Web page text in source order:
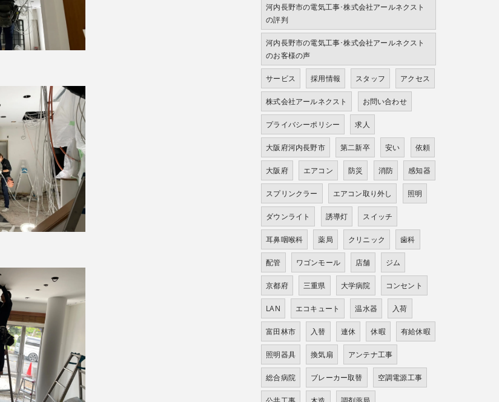
河内長野市の電気工事･株式会社アールネクスト
の評判
河内長野市の電気工事･株式会社アールネクスト
のお客様の声
サービス 採用情報 スタッフ アクセス
株式会社アールネクスト お問い合わせ
プライバシーポリシー 求人
大阪府河内長野市 第二新卒 安い 依頼
大阪府 エアコン 防災 消防 感知器
スプリンクラー エアコン取り外し 照明
ダウンライト 誘導灯 スイッチ
耳鼻咽喉科 薬局 クリニック 歯科
配管 ワゴンモール 店舗 ジム
京都府 三重県 大学病院 コンセント
LAN エコキュート 温水器 入荷
富田林市 入替 連休 休暇 有給休暇
照明器具 換気扇 アンテナ工事
総合病院 ブレーカー取替 空調電源工事